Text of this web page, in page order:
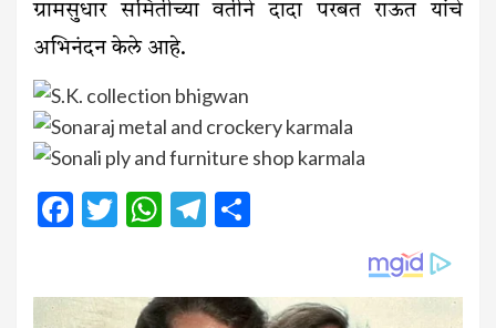
ग्रामसुधार समितीच्या वतीने दादा परबत राऊत यांचे
अभिनंदन केले आहे.
Facebook
Twitter
WhatsApp
Telegram